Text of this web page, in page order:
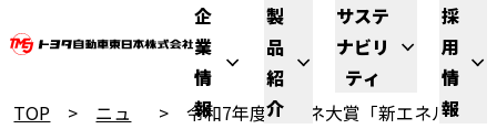
企
業
情
報
製
品
紹
介
サステ
ナビリ
ティ
採
用
情
報
TOP
ニュ
令和7年度 新エネ大賞「新エネルギ